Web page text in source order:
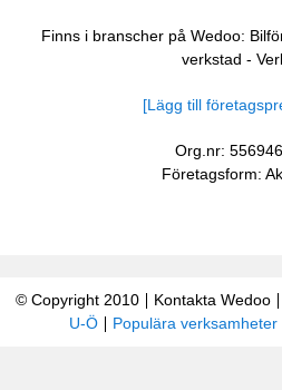
Finns i branscher på Wedoo:
verkstad -
[Lägg till
Org.nr:
Företagsform:
© Copyright 2010 Kontakta Wedoo
U-Ö
Populära verksamheter